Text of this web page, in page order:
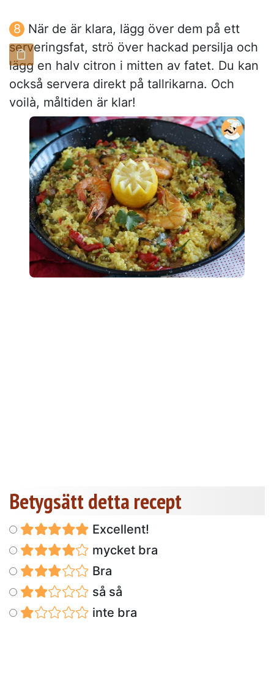
När de är klara, lägg över dem på ett
serveringsfat, strö över hackad persilja och
lägg en halv citron i mitten av fatet. Du kan
också servera direkt på tallrikarna. Och
voilà, måltiden är klar!
Betygsätt detta recept
Excellent!
mycket bra
Bra
så så
inte bra